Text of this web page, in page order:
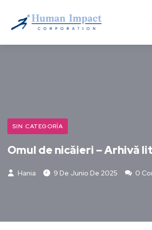
SIN CATEGORÍA
Omul de nicăieri – Arhivă
Hania 9 De Junio De 2025
0